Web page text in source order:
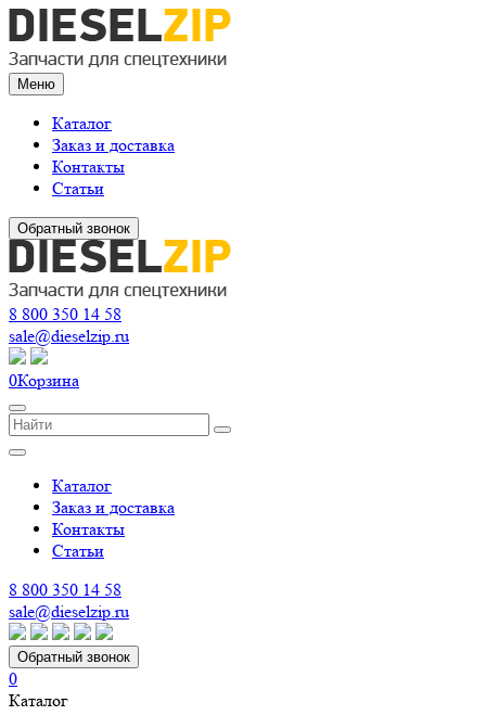
Меню
Каталог
Заказ и доставка
Контакты
Статьи
Обратный звонок
8 800 350 14 58
sale@dieselzip.ru
0Корзина
Каталог
Заказ и доставка
Контакты
Статьи
8 800 350 14 58
sale@dieselzip.ru
Обратный звонок
0
Каталог